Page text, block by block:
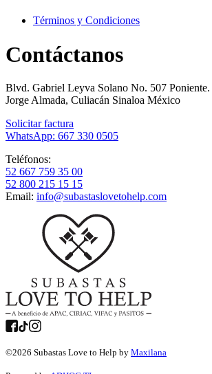
Términos y Condiciones
Contáctanos
Blvd. Gabriel Leyva Solano No. 507 Poniente.
Jorge Almada, Culiacán Sinaloa México
Solicitar factura
WhatsApp: 667 330 0505
Teléfonos:
52 667 759 35 00
52 800 215 15 15
Email: info@subastaslovetohelp.com
©2026 Subastas Love to Help by Maxilana